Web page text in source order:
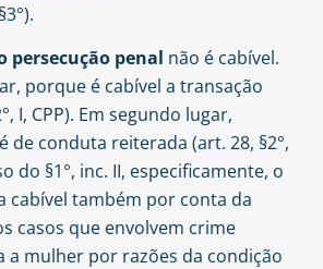
persecução penal não é cabível.
porque é cabível a transação
I, CPP). Em segundo lugar,
de conduta reiterada (art. 28, §2°,
do §1°, inc. II, especificamente, o
cabível também por conta da
casos que envolvem crime
a mulher por razões da condição